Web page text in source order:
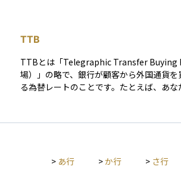
資」の一環としても有効ですが、リスクと
TTB
TTBとは「Telegraphic Transfer Buying
場）」の略で、銀行が顧客から外国通貨
る為替レートのことです。たとえば、あ
の為替相場に一定の手数料を加味して決
す。TTS（売るときのレート）と並んで、
> あ行 >か行 > さ行